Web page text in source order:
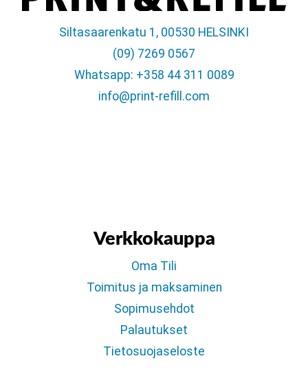
Siltasaarenkatu 1, 00530 HELSINKI
(09) 7269 0567
Whatsapp: +358 44 311 0089
info@print-refill.com
Verkkokauppa
Oma Tili
Toimitus ja maksaminen
Sopimusehdot
Palautukset
Tietosuojaseloste